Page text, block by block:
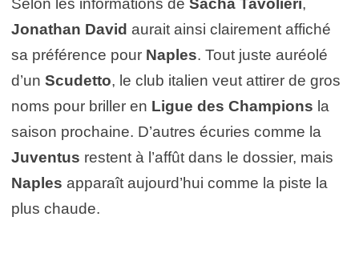
Selon les informations de Sacha Tavolieri,
Jonathan David aurait ainsi clairement affiché
sa préférence pour Naples. Tout juste auréolé
d’un Scudetto, le club italien veut attirer de gros
noms pour briller en Ligue des Champions la
saison prochaine. D’autres écuries comme la
Juventus restent à l’affût dans le dossier, mais
Naples apparaît aujourd’hui comme la piste la
plus chaude.